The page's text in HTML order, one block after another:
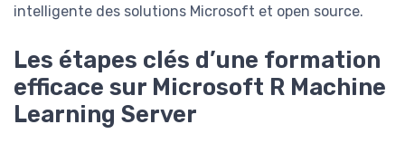
intelligente des solutions Microsoft et open source.
Les étapes clés d’une formation
efficace sur Microsoft R Machine
Learning Server